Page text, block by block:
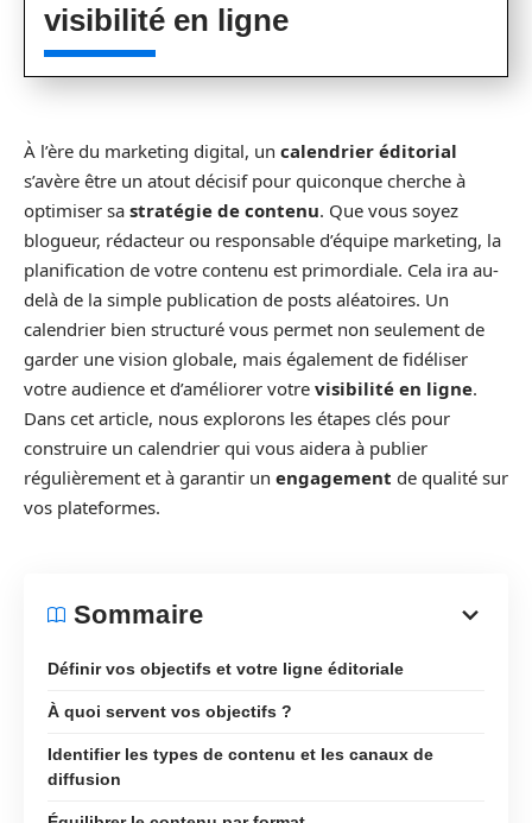
visibilité en ligne
À l’ère du marketing digital, un calendrier éditorial
s’avère être un atout décisif pour quiconque cherche à
optimiser sa stratégie de contenu. Que vous soyez
blogueur, rédacteur ou responsable d’équipe marketing, la
planification de votre contenu est primordiale. Cela ira au-
delà de la simple publication de posts aléatoires. Un
calendrier bien structuré vous permet non seulement de
garder une vision globale, mais également de fidéliser
votre audience et d’améliorer votre visibilité en ligne.
Dans cet article, nous explorons les étapes clés pour
construire un calendrier qui vous aidera à publier
régulièrement et à garantir un engagement de qualité sur
vos plateformes.
Sommaire
Définir vos objectifs et votre ligne éditoriale
À quoi servent vos objectifs ?
Identifier les types de contenu et les canaux de
diffusion